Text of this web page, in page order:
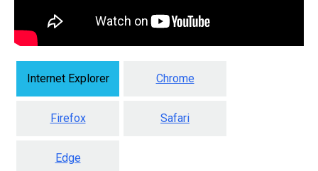
Internet Explorer Chrome
Firefox Safari
Edge